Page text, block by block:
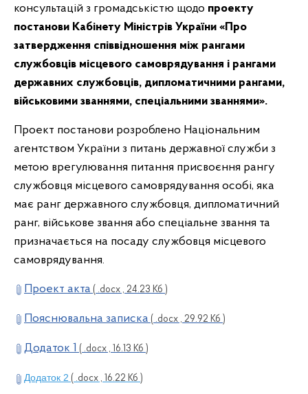
консультацій з громадськістю щодо проекту
постанови Кабінету Міністрів України «Про
затвердження співвідношення між рангами
службовців місцевого самоврядування і рангами
державних службовців, дипломатичними рангами,
військовими званнями, спеціальними званнями».
Проект постанови розроблено Національним
агентством України з питань державної служби з
метою врегулювання питання присвоєння рангу
службовця місцевого самоврядування особі, яка
має ранг державного службовця, дипломатичний
ранг, військове звання або спеціальне звання та
призначається на посаду службовця місцевого
самоврядування.
Проект акта ( .docx , 24.23 Кб )
Пояснювальна записка ( .docx , 29.92 Кб )
Додаток 1 ( .docx , 16.13 Кб )
Додаток 2 ( .docx , 16.22 Кб )